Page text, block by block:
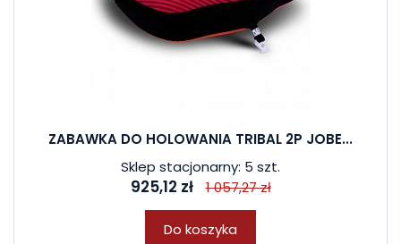
ZABAWKA DO HOLOWANIA TRIBAL 2P JOBE...
Sklep stacjonarny: 5 szt.
925,12 zł 1 057,27 zł
Do koszyka